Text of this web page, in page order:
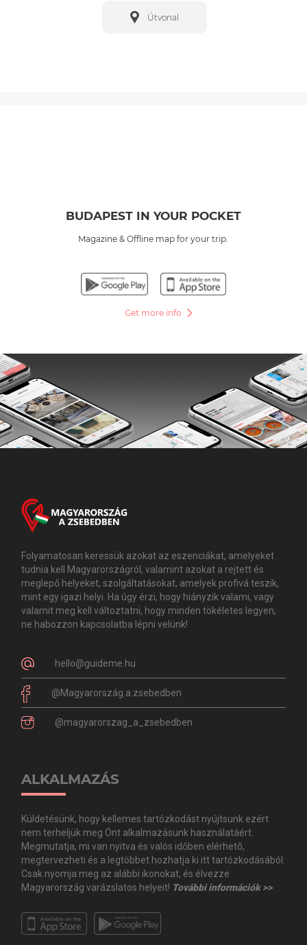
Útvonal
BUDAPEST IN YOUR POCKET
Magazine & Offline map for your trip.
Get more info
Folyamatosan keressük azokat az eszenciákat, amelyeket
tudnia kell Magyarországról, valamint azokat a rejtett és
meglepő helyeket, szolgáltatásokat, amelyek profivá teszik,
mint egy igazi helyi. Ha úgy érzi, hogy hiányzik valami, vagy
valamit meg kell változtatni, hogy minden tökéletes legyen,
ne habozzon kapcsolatba lépni velünk!
hello@guideme.hu
@Magyarország.a.zsebedben
@magyarorszag_a_zsebedben
ALKALMAZÁS
Küldetésünk, hogy kellemes tartózkodást nyújtsunk ezért
nem terheljük meg Önt alkalmazásunk használatáért.
Megmutatja, mi van nyitva és valós időben elérhető,
megtervezheti és a legtöbbet hozhatja ki itt tartózkodásából.
Csak nyomja meg az alábbi ikonokat, és élvezze
Magyarország varázslatos helyeit! További információk >>